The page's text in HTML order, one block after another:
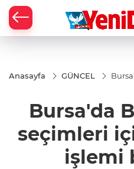
Anasayfa GÜNCEL
için oy
verme
Bursa'da
seçimleri
işlemi